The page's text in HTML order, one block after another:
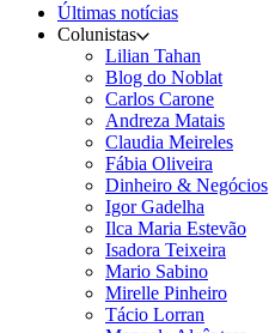
Últimas notícias
Colunistas
Lilian Tahan
Blog do Noblat
Carlos Carone
Andreza Matais
Claudia Meireles
Fábia Oliveira
Dinheiro & Negócios
Igor Gadelha
Ilca Maria Estevão
Isadora Teixeira
Mario Sabino
Mirelle Pinheiro
Tácio Lorran